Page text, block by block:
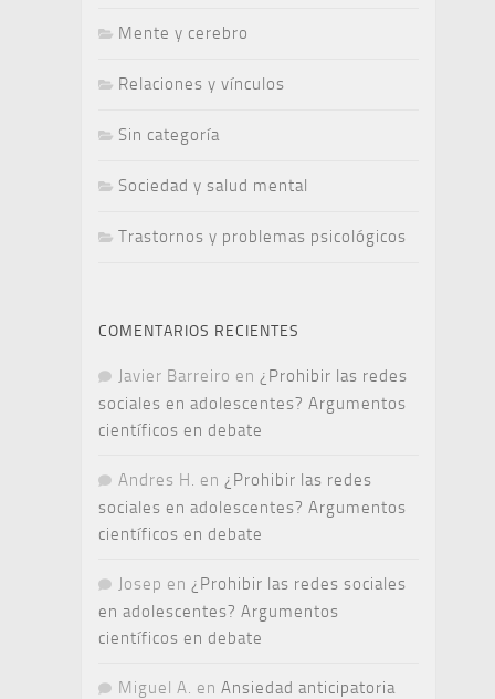
Mente y cerebro
Relaciones y vínculos
Sin categoría
Sociedad y salud mental
Trastornos y problemas psicológicos
COMENTARIOS RECIENTES
Javier Barreiro en ¿Prohibir las redes
sociales en adolescentes? Argumentos
científicos en debate
Andres H. en ¿Prohibir las redes
sociales en adolescentes? Argumentos
científicos en debate
Josep en ¿Prohibir las redes sociales
en adolescentes? Argumentos
científicos en debate
Miguel A. en Ansiedad anticipatoria